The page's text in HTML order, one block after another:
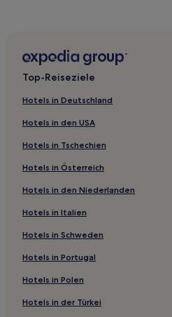
Hotels nahe Ochsner Baptist - A
Medical Center
Hotels nahe Bourbon Street
Südliches 7. Bezirk: Hotels
Hotels nahe Ochsner Extended
Hotels nahe Mardi Gras
Hotels nahe Haltestelle Canal at
Top-Reiseziele
Hotels in Deutschland
Hotels in den USA
Hotels in Tschechien
Hotels in Österreich
Hotels in den Niederlanden
Hotels in Italien
Hotels in Schweden
Hotels in Portugal
Hotels in Polen
Hotels in der Türkei